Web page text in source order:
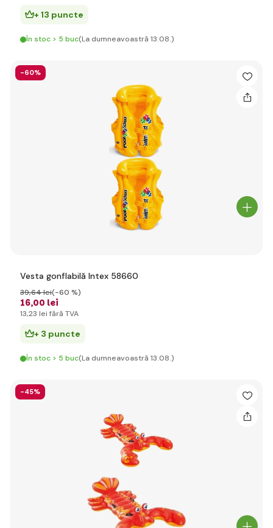
+ 13 puncte
În stoc > 5 buc(La dumneavoastră 13.08.)
-60%
Vesta gonflabilă Intex 58660
16,00 lei
39,64 lei(-60 %)
13,23 lei fără TVA
+ 3 puncte
În stoc > 5 buc(La dumneavoastră 13.08.)
-45%